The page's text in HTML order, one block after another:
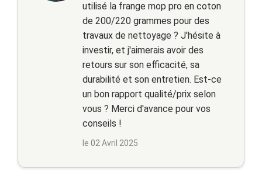
utilisé la frange mop pro en coton
de 200/220 grammes pour des
travaux de nettoyage ? J'hésite à
investir, et j'aimerais avoir des
retours sur son efficacité, sa
durabilité et son entretien. Est-ce
un bon rapport qualité/prix selon
vous ? Merci d'avance pour vos
conseils !
le 02 Avril 2025